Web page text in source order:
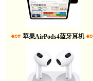
苹果AirPods4蓝牙耳机